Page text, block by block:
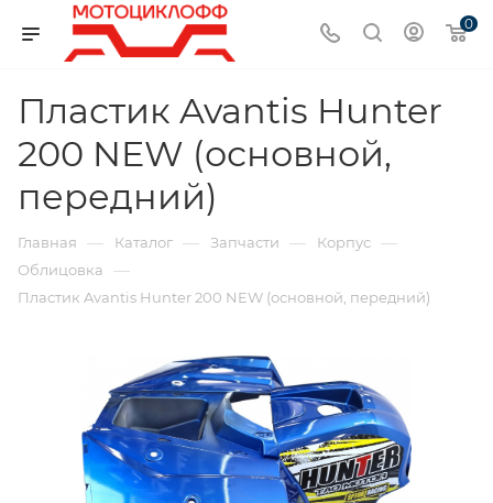
0
Пластик Avantis Hunter
200 NEW (основной,
передний)
Главная — Каталог — Запчасти — Корпус —
Облицовка —
Пластик Avantis Hunter 200 NEW (основной, передний)